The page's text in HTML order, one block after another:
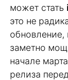
может стать
это не
обновление,
заметно
начале
релиза